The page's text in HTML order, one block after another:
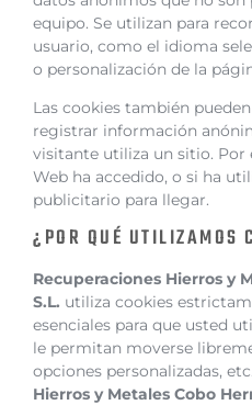
equipo. Se utilizan para
usuario, como el idioma
o personalización de la
Las cookies también
registrar información
visitante utiliza un sitio. Por
Web ha accedido, o si ha
publicitario para llegar.
¿POR QUÉ UTILIZAMOS
Recuperaciones Hierros y
S.L. utiliza cookies
esenciales para que usted
le permitan moverse
opciones personalizadas,
Hierros y Metales Cobo